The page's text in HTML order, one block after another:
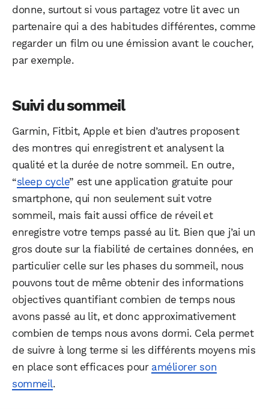
donne, surtout si vous partagez votre lit avec un
partenaire qui a des habitudes différentes, comme
regarder un film ou une émission avant le coucher,
par exemple.
Suivi du sommeil
Garmin, Fitbit, Apple et bien d’autres proposent
des montres qui enregistrent et analysent la
qualité et la durée de notre sommeil. En outre,
“sleep cycle” est une application gratuite pour
smartphone, qui non seulement suit votre
sommeil, mais fait aussi office de réveil et
enregistre votre temps passé au lit. Bien que j’ai un
gros doute sur la fiabilité de certaines données, en
particulier celle sur les phases du sommeil, nous
pouvons tout de même obtenir des informations
objectives quantifiant combien de temps nous
avons passé au lit, et donc approximativement
combien de temps nous avons dormi. Cela permet
de suivre à long terme si les différents moyens mis
en place sont efficaces pour améliorer son
sommeil.